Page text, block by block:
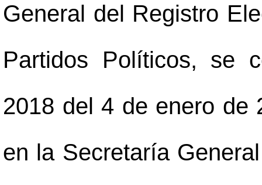
General del Registro
Partidos Políticos, se
2018 del 4 de enero de
en la Secretaría